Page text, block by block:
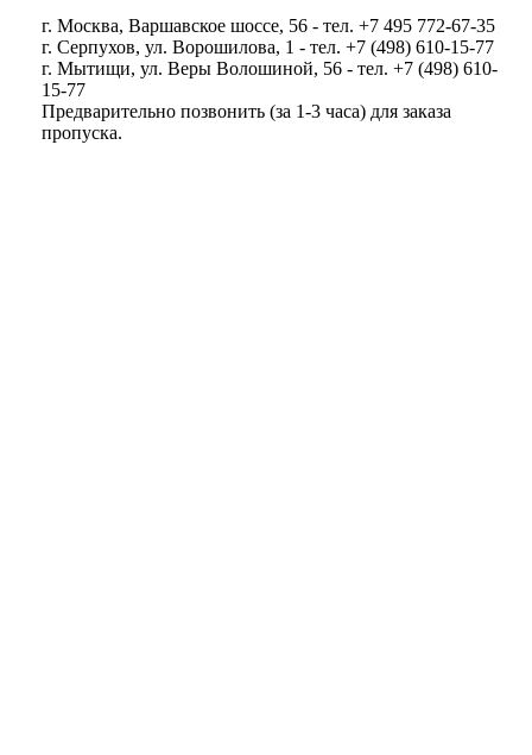
г. Москва, Варшавское шоссе, 56 - тел. +7 495 772-67-35
г. Серпухов, ул. Ворошилова, 1 - тел. +7 (498) 610-15-77
г. Мытищи, ул. Веры Волошиной, 56 - тел. +7 (498) 610-
15-77
Предварительно позвонить (за 1-3 часа) для заказа
пропуска.